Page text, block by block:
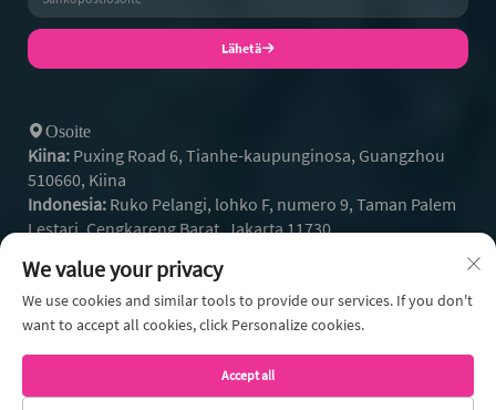
Lähetä
Osoite
Kiina: Puxing Road 6, Tianhe-kaupunginosa, Guangzhou
510660, Kiina
Indonesia: Ruko Pelangi, lohko F, numero 9, Taman Palem
Lestari, Cengkareng Barat, Jakarta 11730
Whatsapp:+62 812-9504-2586
Sähköposti:[email protected]
We value your privacy
We use cookies and similar tools to provide our services. If you don't
want to accept all cookies, click Personalize cookies.
Accept all